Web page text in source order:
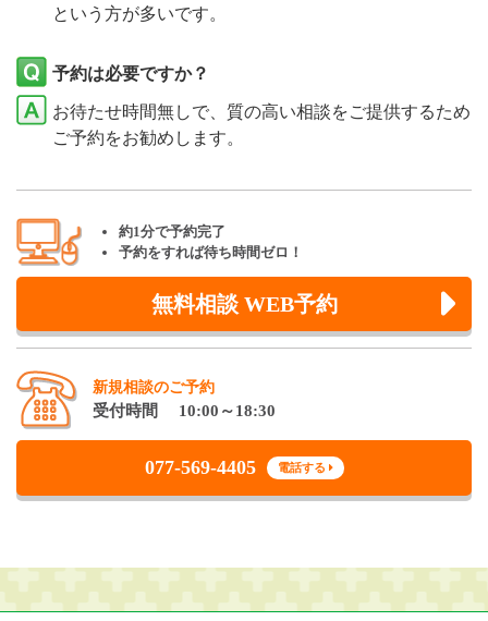
という方が多いです。
予約は必要ですか？
お待たせ時間無しで、質の高い相談をご提供するため
ご予約をお勧めします。
約1分で予約完了
予約をすれば待ち時間ゼロ！
無料相談 WEB予約
新規相談のご予約
受付時間 10:00～18:30
077-569-4405 電話する